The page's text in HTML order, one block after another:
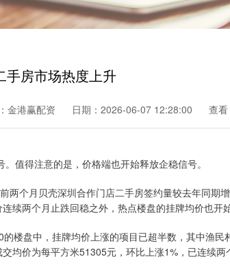
手房市场热度上升
金港赢配资 日期：2026-06-07 12:28:00 查
得注意的是，价格端也开始释放企稳信号。
个月贝壳深圳合作门店二手房签约量较去年同期
续两个月止跌回稳之外，热点楼盘的挂牌均价也开始
盘中，挂牌均价上涨的项目已超半数，其中渔民
均价为每平方米51305元，环比上涨1%，已连续两